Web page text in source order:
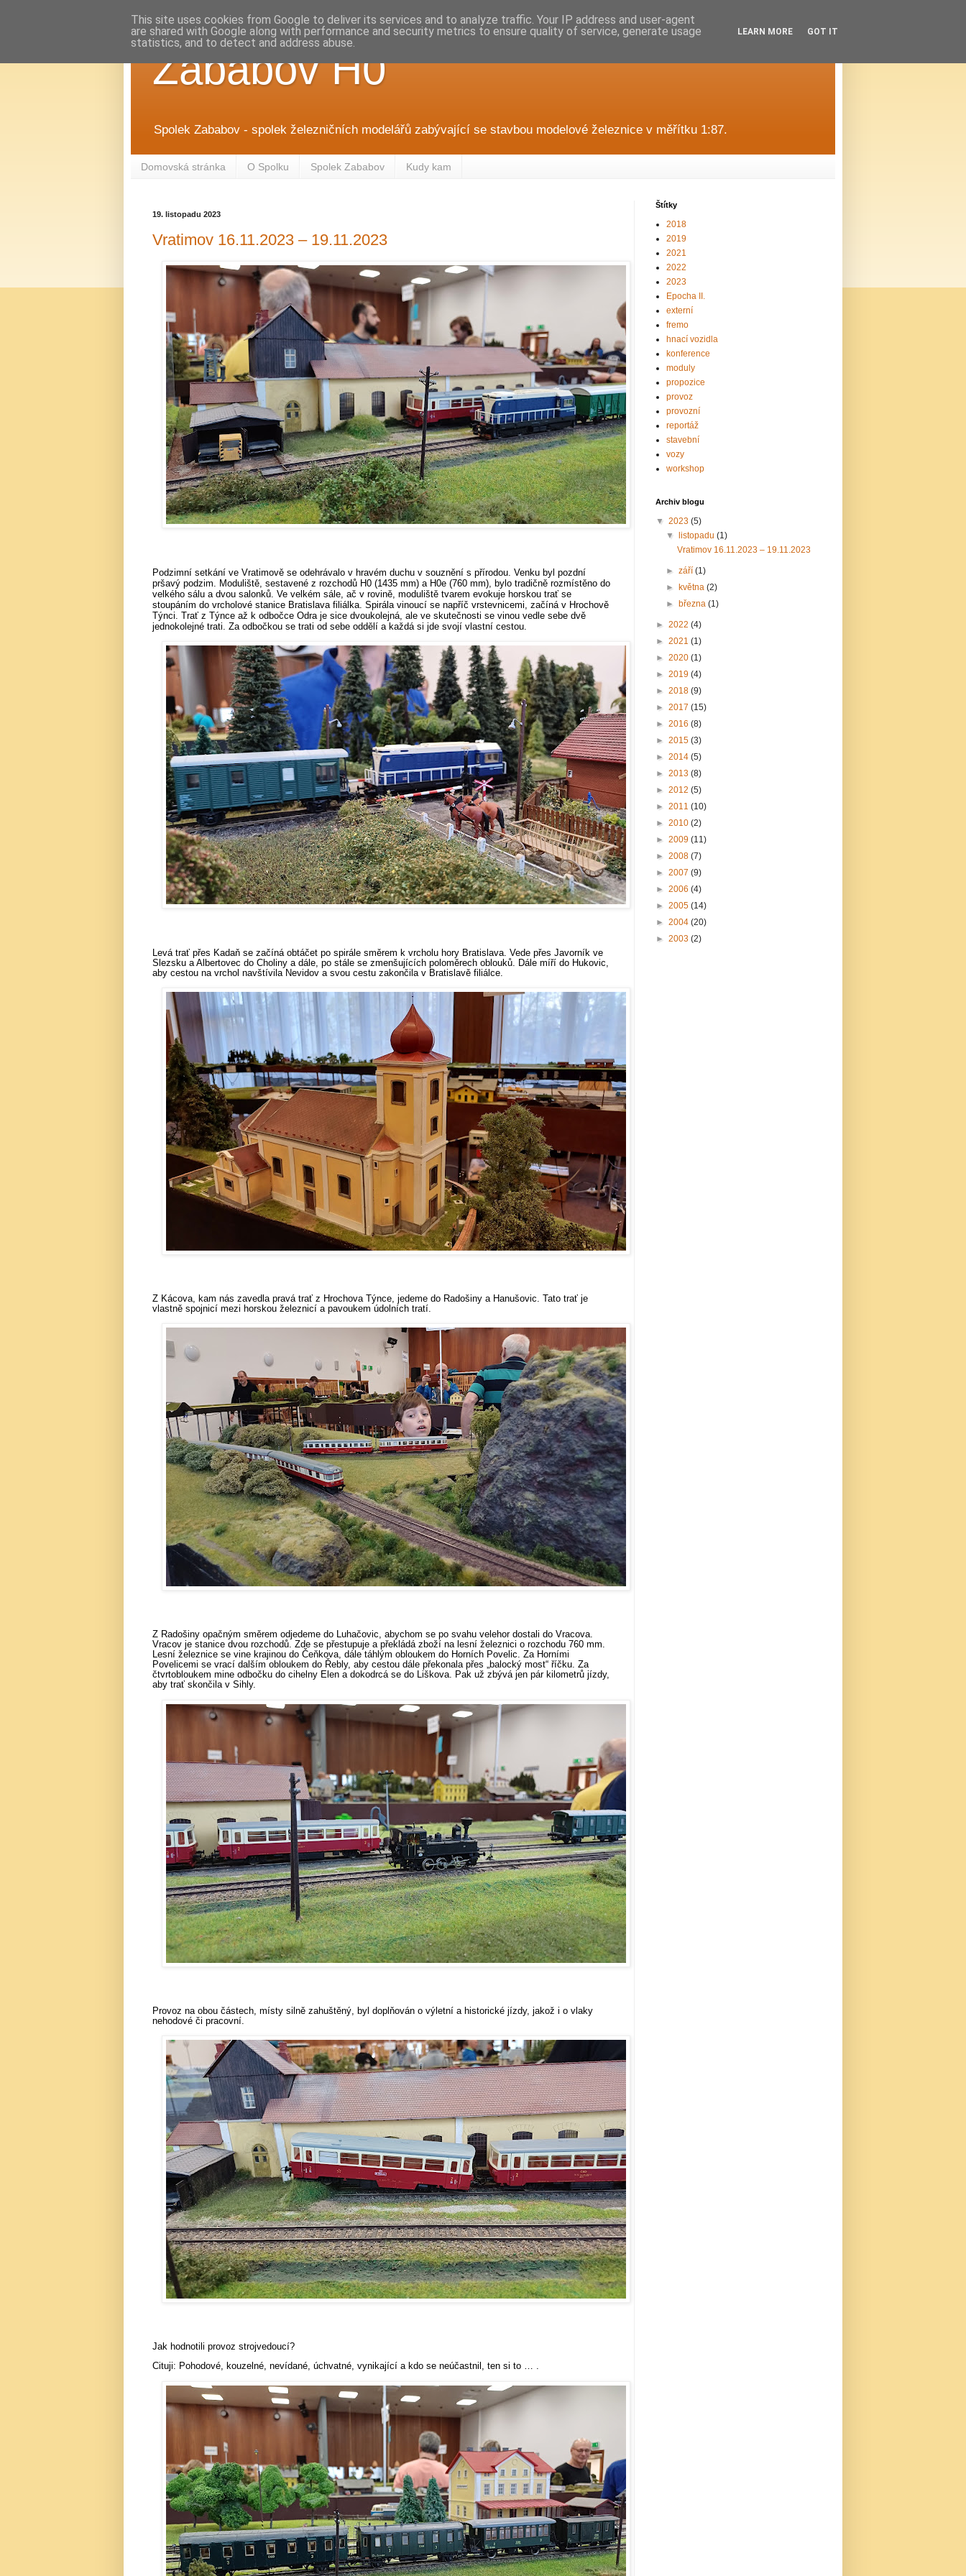
Zababov H0
Spolek Zababov - spolek železničních modelářů zabývající se stavbou modelové železnice v měřítku 1:87.
Domovská stránka O Spolku Spolek Zababov Kudy kam
19. listopadu 2023
Vratimov 16.11.2023 – 19.11.2023
Podzimní setkání ve Vratimově se odehrávalo v hravém duchu v souznění s přírodou. Venku byl pozdní
pršavý podzim. Moduliště, sestavené z rozchodů H0 (1435 mm) a H0e (760 mm), bylo tradičně rozmístěno do
velkého sálu a dvou salonků. Ve velkém sále, ač v rovině, moduliště tvarem evokuje horskou trať se
stoupáním do vrcholové stanice Bratislava filiálka. Spirála vinoucí se napříč vrstevnicemi, začíná v Hrochově
Týnci. Trať z Týnce až k odbočce Odra je sice dvoukolejná, ale ve skutečnosti se vinou vedle sebe dvě
jednokolejné trati. Za odbočkou se trati od sebe oddělí a každá si jde svojí vlastní cestou.
Levá trať přes Kadaň se začíná obtáčet po spirále směrem k vrcholu hory Bratislava. Vede přes Javorník ve
Slezsku a Albertovec do Choliny a dále, po stále se zmenšujících poloměrech oblouků. Dále míří do Hukovic,
aby cestou na vrchol navštívila Nevidov a svou cestu zakončila v Bratislavě filiálce.
Z Kácova, kam nás zavedla pravá trať z Hrochova Týnce, jedeme do Radošiny a Hanušovic. Tato trať je
vlastně spojnicí mezi horskou železnicí a pavoukem údolních tratí.
Z Radošiny opačným směrem odjedeme do Luhačovic, abychom se po svahu velehor dostali do Vracova.
Vracov je stanice dvou rozchodů. Zde se přestupuje a překládá zboží na lesní železnici o rozchodu 760 mm.
Lesní železnice se vine krajinou do Čeňkova, dále táhlým obloukem do Horních Povelic. Za Horními
Povelicemi se vrací dalším obloukem do Řebly, aby cestou dále překonala přes „balocký most“ říčku. Za
čtvrtobloukem mine odbočku do cihelny Elen a dokodrcá se do Liškova. Pak už zbývá jen pár kilometrů jízdy,
aby trať skončila v Sihly.
Provoz na obou částech, místy silně zahuštěný, byl doplňován o výletní a historické jízdy, jakož i o vlaky
nehodové či pracovní.
Jak hodnotili provoz strojvedoucí?
Cituji: Pohodové, kouzelné, nevídané, úchvatné, vynikající a kdo se neúčastnil, ten si to … .
Štítky
2018
2019
2021
2022
2023
Epocha II.
externí
fremo
hnací vozidla
konference
moduly
propozice
provoz
provozní
reportáž
stavební
vozy
workshop
Archiv blogu
▼ 2023 (5)
▼
listopadu(1)
Vratimov 16.11.2023 – 19.11.2023
►září(1)
►
května(2)
► března(1)
► 2022 (4)
► 2021 (1)
► 2020 (1)
► 2019 (4)
► 2018 (9)
► 2017 (15)
► 2016 (8)
► 2015 (3)
► 2014 (5)
► 2013 (8)
► 2012 (5)
► 2011 (10)
► 2010 (2)
► 2009 (11)
► 2008 (7)
► 2007 (9)
► 2006 (4)
► 2005 (14)
► 2004 (20)
► 2003 (2)
This site uses cookies from Google to deliver its services and to analyze traffic. Your IP address and user-agent
are shared with Google along with performance and security metrics to ensure quality of service, generate usage
statistics, and to detect and address abuse.
LEARN MORE GOT IT